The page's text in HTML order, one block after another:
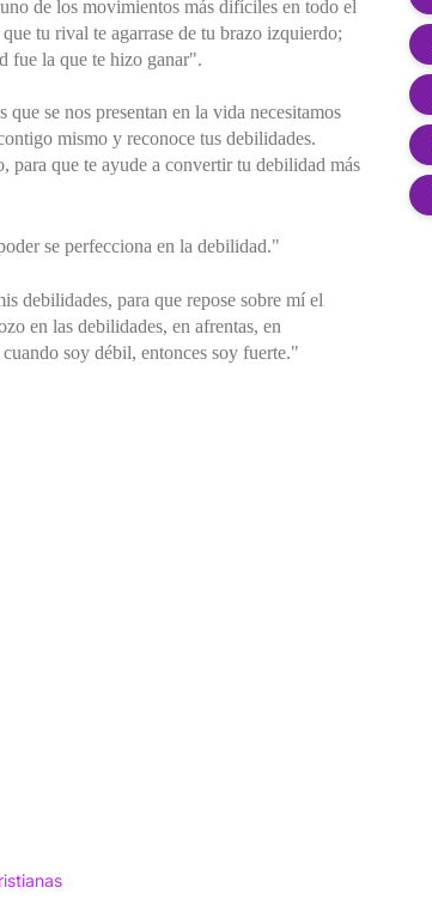
de los movimientos más difíciles en todo el
tu rival te agarrase de tu brazo izquierdo;
fue la que te hizo ganar".
que se nos presentan en la vida necesitamos
mismo y reconoce tus debilidades.
para que te ayude a convertir tu debilidad más
se perfecciona en la debilidad."
debilidades, para que repose sobre mí el
en las debilidades, en afrentas, en
soy débil, entonces soy fuerte."